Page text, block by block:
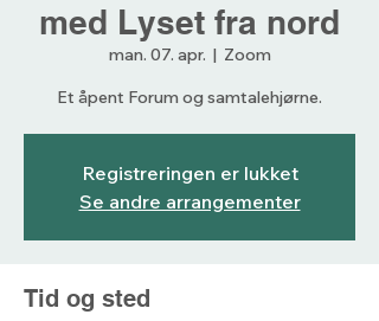
med Lyset fra nord
man. 07. apr.
  |
Zoom
Et åpent Forum og samtalehjørne.
Registreringen er lukket
Se andre arrangementer
Tid og sted